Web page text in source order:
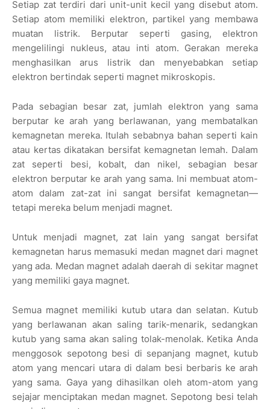
Setiap zat terdiri dari unit-unit kecil yang disebut atom.
Setiap atom memiliki elektron, partikel yang membawa
muatan listrik. Berputar seperti gasing, elektron
mengelilingi nukleus, atau inti atom. Gerakan mereka
menghasilkan arus listrik dan menyebabkan setiap
elektron bertindak seperti magnet mikroskopis.
Pada sebagian besar zat, jumlah elektron yang sama
berputar ke arah yang berlawanan, yang membatalkan
kemagnetan mereka. Itulah sebabnya bahan seperti kain
atau kertas dikatakan bersifat kemagnetan lemah. Dalam
zat seperti besi, kobalt, dan nikel, sebagian besar
elektron berputar ke arah yang sama. Ini membuat atom-
atom dalam zat-zat ini sangat bersifat kemagnetan—
tetapi mereka belum menjadi magnet.
Untuk menjadi magnet, zat lain yang sangat bersifat
kemagnetan harus memasuki medan magnet dari magnet
yang ada. Medan magnet adalah daerah di sekitar magnet
yang memiliki gaya magnet.
Semua magnet memiliki kutub utara dan selatan. Kutub
yang berlawanan akan saling tarik-menarik, sedangkan
kutub yang sama akan saling tolak-menolak. Ketika Anda
menggosok sepotong besi di sepanjang magnet, kutub
atom yang mencari utara di dalam besi berbaris ke arah
yang sama. Gaya yang dihasilkan oleh atom-atom yang
sejajar menciptakan medan magnet. Sepotong besi telah